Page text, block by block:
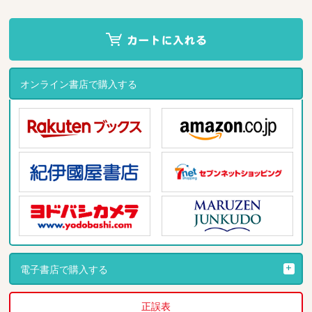
オンライン書店で購入する
電子書店で購入する
正誤表